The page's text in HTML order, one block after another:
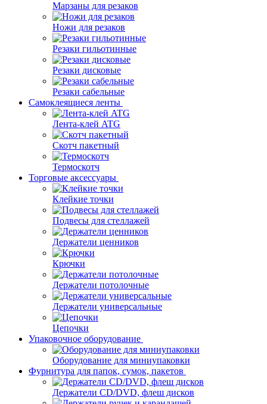
Марзаны для резаков
Ножи для резаков
Резаки гильотинные
Резаки дисковые
Резаки сабельные
Самоклеящиеся ленты
Лента-клей ATG
Скотч пакетный
Термоскотч
Торговые аксессуары
Клейкие точки
Подвесы для стеллажей
Держатели ценников
Крючки
Держатели потолочные
Держатели универсальные
Цепочки
Упаковочное оборудование
Оборудование для миниупаковки
Фурнитура для папок, сумок, пакетов
Держатели CD/DVD, флеш дисков